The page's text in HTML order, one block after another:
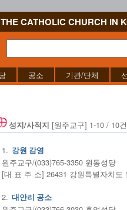
CATHOLIC CHURCH IN
공소 기관/단체
성지/사적지 [원주교구] 1-10 / 10건
1. 강원 감영
원주교구/(033)765-3350 원동성당
[대 표 주 소] 26431 강원특별자치도
2. 대안리 공소